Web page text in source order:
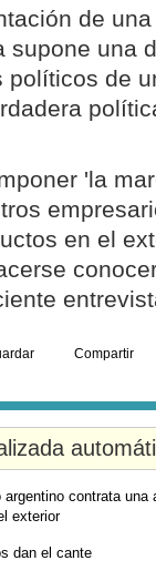
de
supone una
de
'la
en el
Compartir
argentino contrata
exterior
dan el cante